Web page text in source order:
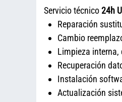
Servicio técnico24h
Reparación
Cambio
Limpieza interna,
Recuperación
Instalación
Actualización